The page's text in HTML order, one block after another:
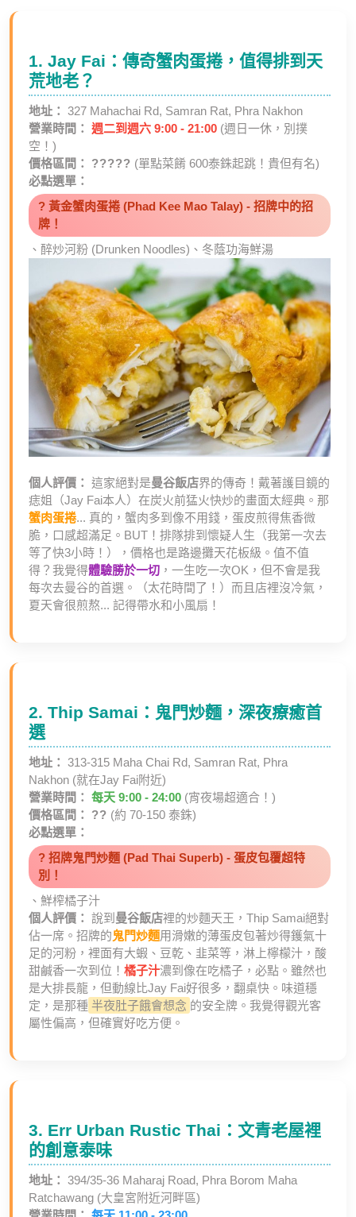
1. Jay Fai：傳奇蟹肉蛋捲，值得排到天
荒地老？
地址： 327 Mahachai Rd, Samran Rat, Phra Nakhon
營業時間： 週二到週六 9:00 - 21:00 (週日一休，別撲
空！)
價格區間：
????? (單點菜餚 600泰銖起跳！貴但有名)
必點選單：
? 黃金蟹肉蛋捲 (Phad Kee Mao Talay) - 招牌中的招
牌！
、醉炒河粉 (Drunken Noodles)、冬蔭功海鮮湯
個人評價： 這家絕對是曼谷飯店界的傳奇！戴著護目鏡的
痣姐（Jay Fai本人）在炭火前猛火快炒的畫面太經典。那
蟹肉蛋捲... 真的，蟹肉多到像不用錢，蛋皮煎得焦香微
脆，口感超滿足。BUT！排隊排到懷疑人生（我第一次去
等了快3小時！），價格也是路邊攤天花板級。值不值
得？我覺得體驗勝於一切 ，一生吃一次OK，但不會是我
每次去曼谷的首選。（太花時間了！）而且店裡沒冷氣，
夏天會很煎熬... 記得帶水和小風扇！
2. Thip Samai：鬼門炒麵，深夜療癒首
選
地址： 313-315 Maha Chai Rd, Samran Rat, Phra
Nakhon (就在Jay Fai附近)
營業時間： 每天 9:00 - 24:00 (宵夜場超適合！)
價格區間：
?? (約 70-150 泰銖)
必點選單：
? 招牌鬼門炒麵 (Pad Thai Superb) - 蛋皮包覆超特
別！
、鮮榨橘子汁
個人評價： 說到 曼谷飯店裡的炒麵天王，Thip Samai絕對
佔一席。招牌的鬼門炒麵用滑嫩的薄蛋皮包著炒得鑊氣十
足的河粉，裡面有大蝦、豆乾、韭菜等，淋上檸檬汁，酸
甜鹹香一次到位！ 橘子汁濃到像在吃橘子，必點。雖然也
是大排長龍，但動線比Jay Fai好很多，翻桌快。味道穩
定，是那種 半夜肚子餓會想念 的安全牌。我覺得觀光客
屬性偏高，但確實好吃方便。
3. Err Urban Rustic Thai：文青老屋裡
的創意泰味
地址： 394/35-36 Maharaj Road, Phra Borom Maha
Ratchawang (大皇宮附近河畔區)